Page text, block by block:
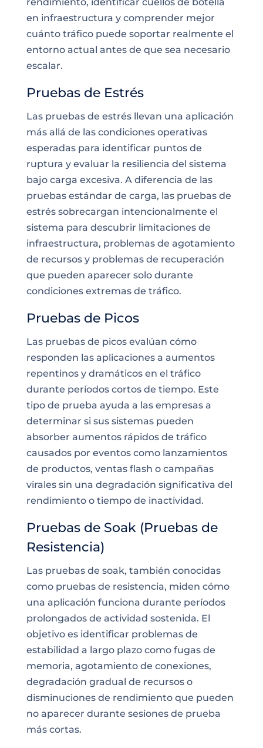
en infraestructura y comprender mejor
cuánto tráfico puede soportar realmente el
entorno actual antes de que sea necesario
escalar.
Pruebas de Estrés
Las pruebas de estrés llevan una aplicación
más allá de las condiciones operativas
esperadas para identificar puntos de
ruptura y evaluar la resiliencia del sistema
bajo carga excesiva. A diferencia de las
pruebas estándar de carga, las pruebas de
estrés sobrecargan intencionalmente el
sistema para descubrir limitaciones de
infraestructura, problemas de agotamiento
de recursos y problemas de recuperación
que pueden aparecer solo durante
condiciones extremas de tráfico.
Pruebas de Picos
Las pruebas de picos evalúan cómo
responden las aplicaciones a aumentos
repentinos y dramáticos en el tráfico
durante períodos cortos de tiempo. Este
tipo de prueba ayuda a las empresas a
determinar si sus sistemas pueden
absorber aumentos rápidos de tráfico
causados por eventos como lanzamientos
de productos, ventas flash o campañas
virales sin una degradación significativa del
rendimiento o tiempo de inactividad.
Pruebas de Soak (Pruebas de
Resistencia)
Las pruebas de soak, también conocidas
como pruebas de resistencia, miden cómo
una aplicación funciona durante períodos
prolongados de actividad sostenida. El
objetivo es identificar problemas de
estabilidad a largo plazo como fugas de
memoria, agotamiento de conexiones,
degradación gradual de recursos o
disminuciones de rendimiento que pueden
no aparecer durante sesiones de prueba
más cortas.